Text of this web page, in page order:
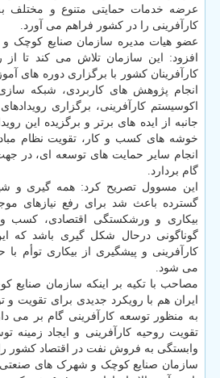
عرضه خدمات حمایتی متنوع و مختلف به
کارآفرینی را در کشور فراهم می آورد.
عضو هیات مدیره سازمان صنایع کوچک
افزود: این سازمان تلاش می کند تا از
کارآفرینان کشور با برگزاری دوره های
انجام پژوهش های کاربردی، شبکه
اکوسیستم کارآفرینی، برگزاری
جانبه از ایده های برتر و برگزیده این
خوشه های کسب و کار، تقویت نظام
انجام سایر حمایت های توسعه ای، در
گام بردارد.
این مسوول تصریح کرد: همه گیری و
گسترده باعث شد برای رفع نیازهای
بیکاری و ورشکستگی اقتصادی، کسب و
گوناگونی درحال شکل گیری باشد که
کارآفرینی و پیشگیری از بیکاری توأم با
می شود.
مصاحب با تکیه بر اینکه سازمان
ایران هم با رویکرد جدیدی برای تقویت
به منظور توسعه کارآفرینی گام بر می
تقویت روحیه کارآفرینی و ایجاد زمینه
وابستگی به فروش نفت در اقتصاد کشور
سازمان صنایع کوچک و شهرک های صنعتی